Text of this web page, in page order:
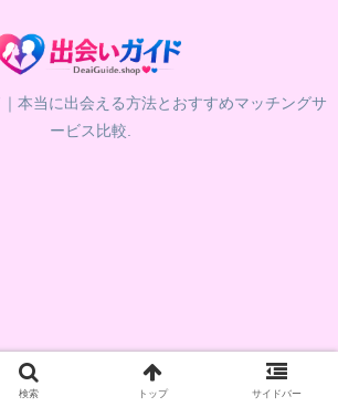
本当に出会える方法とおすすめマッチングサ
ービス比較.
検索 トップ サイドバー